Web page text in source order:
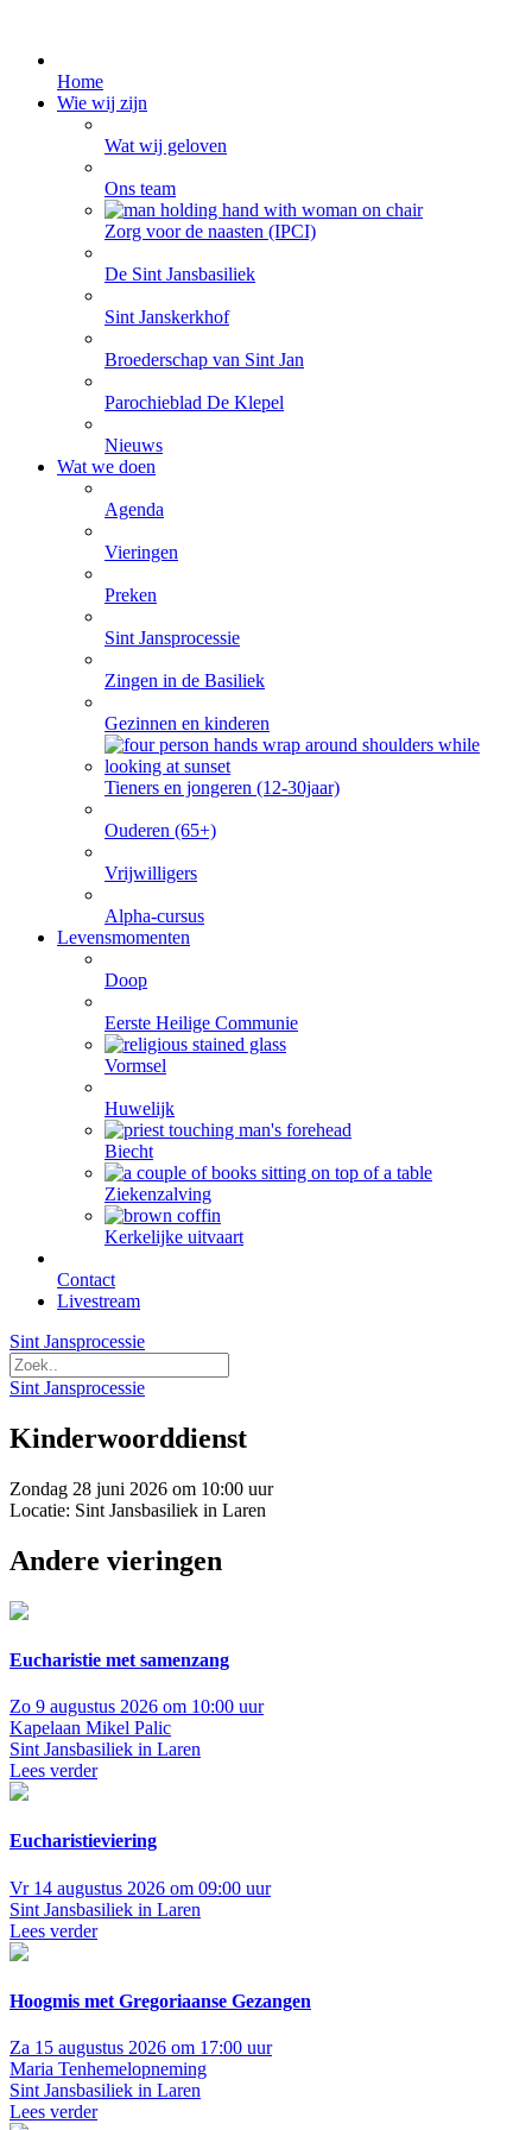
Home
Wie wij zijn
Wat wij geloven
Ons team
Zorg voor de naasten (IPCI)
De Sint Jansbasiliek
Sint Janskerkhof
Broederschap van Sint Jan
Parochieblad De Klepel
Nieuws
Wat we doen
Agenda
Vieringen
Preken
Sint Jansprocessie
Zingen in de Basiliek
Gezinnen en kinderen
Tieners en jongeren (12-30jaar)
Ouderen (65+)
Vrijwilligers
Alpha-cursus
Levensmomenten
Doop
Eerste Heilige Communie
Vormsel
Huwelijk
Biecht
Ziekenzalving
Kerkelijke uitvaart
Contact
Livestream
Sint Jansprocessie
Sint Jansprocessie
Kinderwoorddienst
Zondag 28 juni 2026 om 10:00 uur
Locatie: Sint Jansbasiliek in Laren
Andere vieringen
Eucharistie met samenzang
Zo 9 augustus 2026 om 10:00 uur
Kapelaan Mikel Palic
Sint Jansbasiliek in Laren
Lees verder
Eucharistieviering
Vr 14 augustus 2026 om 09:00 uur
Sint Jansbasiliek in Laren
Lees verder
Hoogmis met Gregoriaanse Gezangen
Za 15 augustus 2026 om 17:00 uur
Maria Tenhemelopneming
Sint Jansbasiliek in Laren
Lees verder